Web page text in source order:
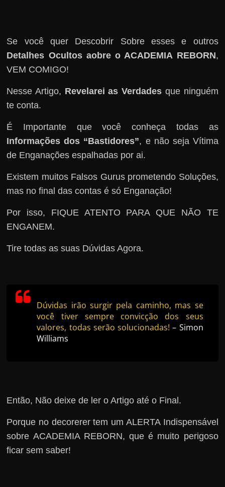
Se você quer Descobrir Sobre esses e outros
Detalhes Ocultos aobre o ACADEMIA REBORN,
VEM COMIGO!
Nesse Artigo, Revelarei as Verdades que ninguém
te conta.
É Importante que você conheça todas as
Informações dos “Bastidores”, e não seja Vítima
de Enganações espalhadas por ai.
Existem muitos Falsos Gurus prometendo Soluções,
mas no final das contas é só Enganação!
Por isso, FIQUE ATENTO PARA QUE NÃO TE
ENGANEM.
Tire todas as suas Dúvidas Agora.
Dúvidas irão surgir pela caminho, mas se
você tiver sempre convicção dos seus
valores, todas serão solucionadas! – Simon
Williams
Então, Não deixe de ler o Artigo até o Final.
Porque no decorerer tem um ALERTA Indispensável
sobre ACADEMIA REBORN, que é muito perigoso
ficar sem saber!